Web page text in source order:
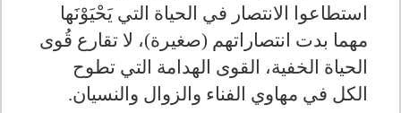
استطاعوا الانتصار في الحياة التي يَحْيَوْنَها
مهما بدت انتصاراتهم (صغيرة)، لا تقارع قُوى
الحياة الخفية، القوى الهدامة التي تطوح
الكل في مهاوي الفناء والزوال والنسيان.